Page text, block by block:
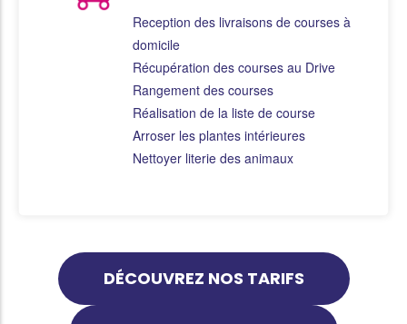
Reception des livraisons de courses à
domicile
Récupération des courses au Drive
Rangement des courses
Réalisation de la liste de course
Arroser les plantes intérieures
Nettoyer literie des animaux
DÉCOUVREZ NOS TARIFS